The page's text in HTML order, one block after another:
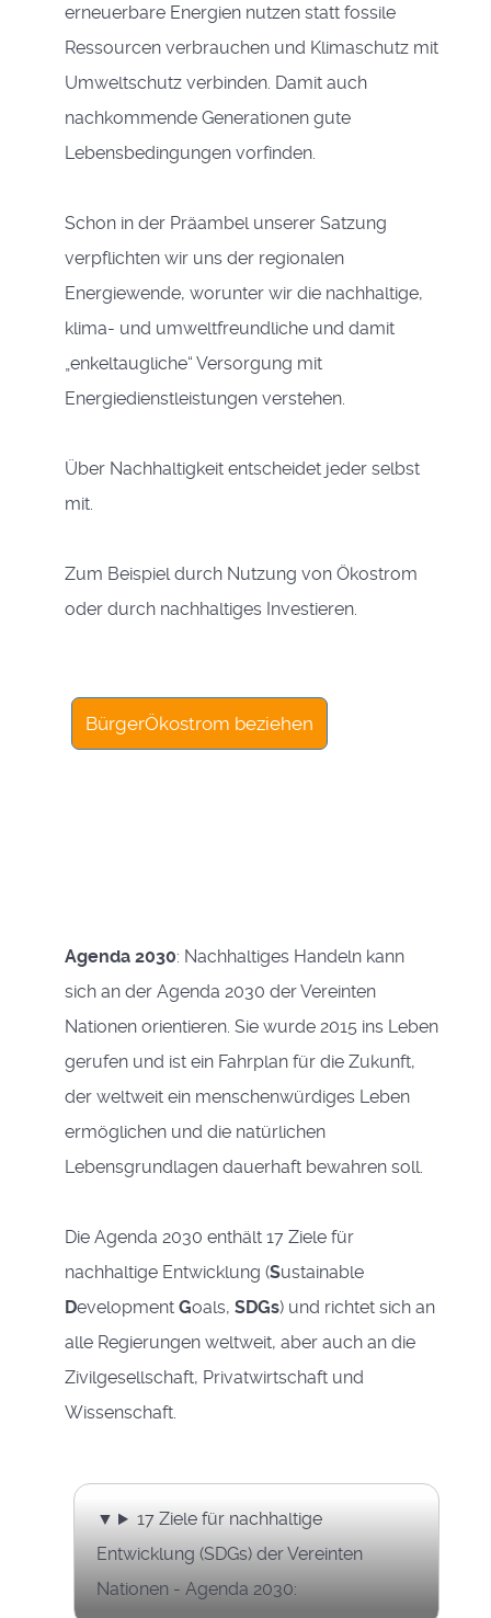
erneuerbare Energien nutzen statt fossile
Ressourcen verbrauchen und Klimaschutz mit
Umweltschutz verbinden. Damit auch
nachkommende Generationen gute
Lebensbedingungen vorfinden.
Schon in der Präambel unserer Satzung
verpflichten wir uns der regionalen
Energiewende, worunter wir die nachhaltige,
klima- und umweltfreundliche und damit
„enkeltaugliche“ Versorgung mit
Energiedienstleistungen verstehen.
Über Nachhaltigkeit entscheidet jeder selbst
mit.
Zum Beispiel durch Nutzung von Ökostrom
oder durch nachhaltiges Investieren.
BürgerÖkostrom beziehen
Agenda 2030: Nachhaltiges Handeln kann
sich an der Agenda 2030 der Vereinten
Nationen orientieren. Sie wurde 2015 ins Leben
gerufen und ist ein Fahrplan für die Zukunft,
der weltweit ein menschenwürdiges Leben
ermöglichen und die natürlichen
Lebensgrundlagen dauerhaft bewahren soll.
Die Agenda 2030 enthält 17 Ziele für
nachhaltige Entwicklung (Sustainable
Development Goals, SDGs) und richtet sich an
alle Regierungen weltweit, aber auch an die
Zivilgesellschaft, Privatwirtschaft und
Wissenschaft.
17 Ziele für nachhaltige
Entwicklung (SDGs) der Vereinten
Nationen - Agenda 2030: